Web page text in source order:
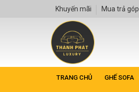
Khuyến mãi Mua trả góp
TRANG CHỦ GHẾ SOFA